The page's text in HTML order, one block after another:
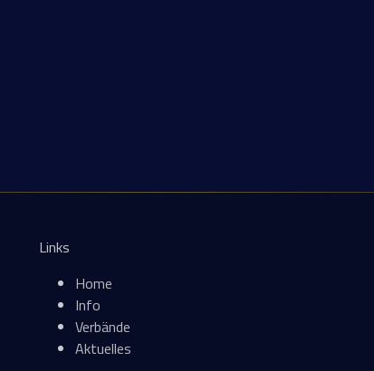
Links
Home
Info
Verbände
Aktuelles